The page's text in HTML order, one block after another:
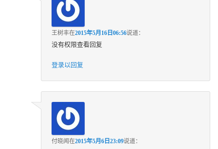
王树丰在2015年5月16日06:56说道：
没有权限查看回复
登录以回复
付晓闻在2015年5月6日23:09说道：